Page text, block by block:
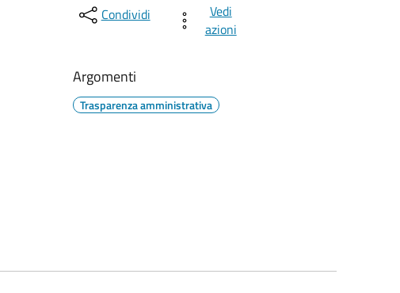
Condividi
Vedi
azioni
Argomenti
Trasparenza amministrativa